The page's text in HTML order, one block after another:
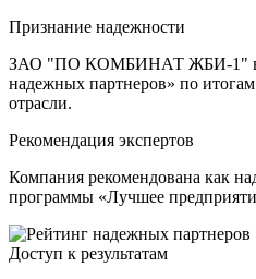
Признание надежности
ЗАО "ПО КОМБИНАТ ЖБИ-1"
надежных партнеров» по
отрасли.
Рекомендация экспертов
Компания рекомендована как
программы «Лучшее
Доступ к результатам